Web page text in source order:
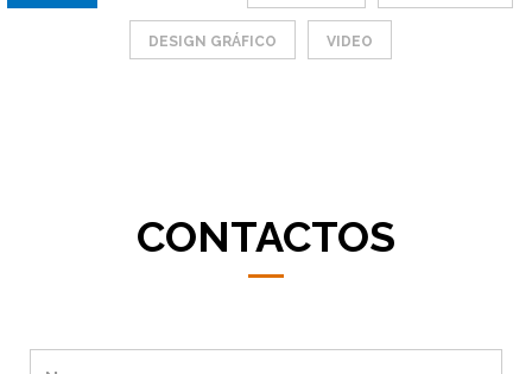
DESIGN GRÁFICO VIDEO
CONTACTOS